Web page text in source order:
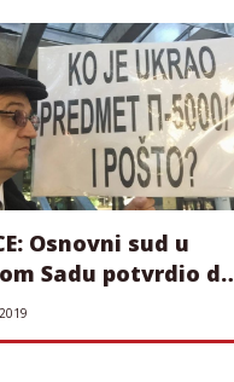
Osnovni sud u
Sadu potvrdio da
predmete